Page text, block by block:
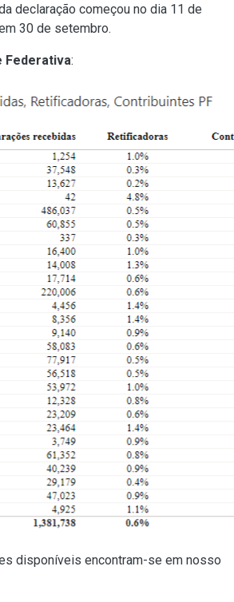
declaração começou no dia 11 de
30 de setembro.
Federativa:
disponíveis encontram-se em nosso